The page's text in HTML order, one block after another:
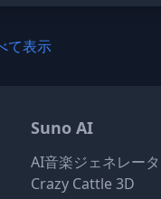
て表示
Suno AI
AI音楽ジェネレー
Crazy Cattle 3D